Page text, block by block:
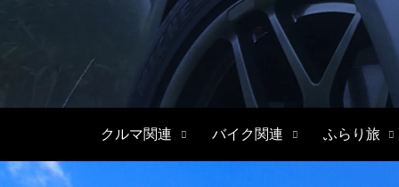
クルマ関連 バイク関連 ふらり旅